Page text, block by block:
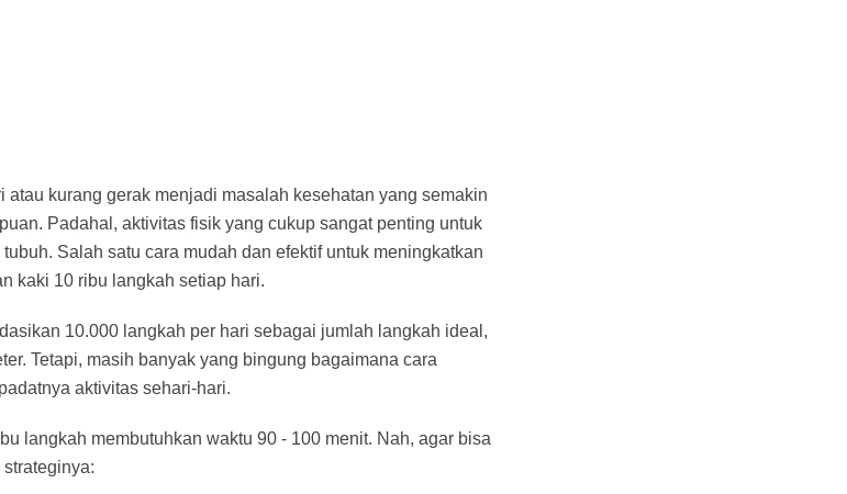
atau kurang gerak menjadi masalah kesehatan yang semakin
Padahal, aktivitas fisik yang cukup sangat penting untuk
Salah satu cara mudah dan efektif untuk meningkatkan
kaki 10 ribu langkah setiap hari.
10.000 langkah per hari sebagai jumlah langkah ideal,
Tetapi, masih banyak yang bingung bagaimana cara
aktivitas sehari-hari.
langkah membutuhkan waktu 90 - 100 menit. Nah, agar bisa